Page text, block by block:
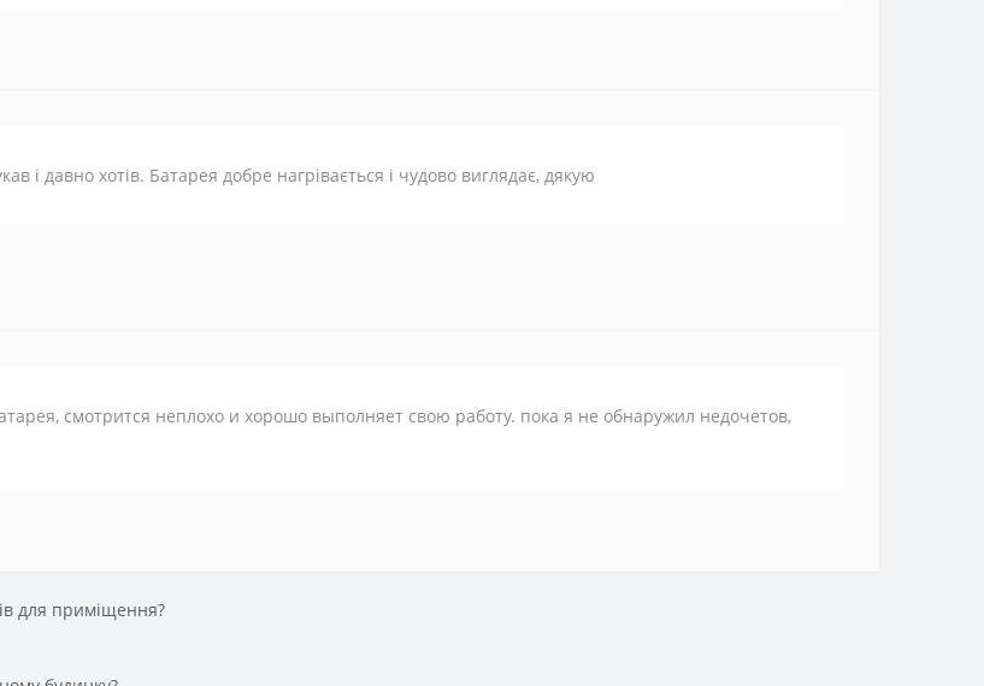
і давно хотів. Батарея добре нагрівається і чудово виглядає, дякую
смотрится неплохо и хорошо выполняет свою работу. пока я не обнаружил недочетов,
для приміщення?